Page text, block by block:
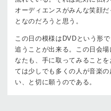
オーディエンスがみんな笑顔
となのだろうと思う。
この日の模様はDVDという形
追うことが出来る。この日会
なたも、手に取ってみること
ては少しでも多くの人が音楽
い、と切に願うのである。